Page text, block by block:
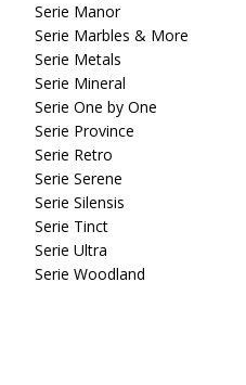
Serie Manor
Serie Marbles & More
Serie Metals
Serie Mineral
Serie One by One
Serie Province
Serie Retro
Serie Serene
Serie Silensis
Serie Tinct
Serie Ultra
Serie Woodland